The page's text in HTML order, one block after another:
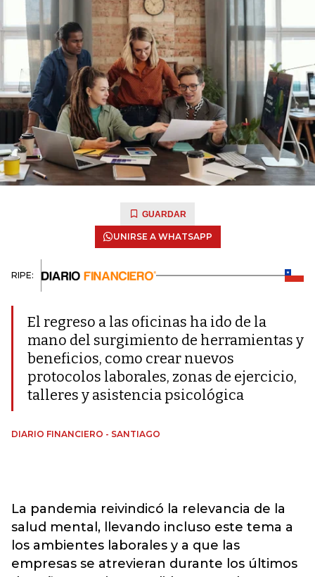
GUARDAR
UNIRSE A WHATSAPP
RIPE:
El regreso a las oficinas ha ido de la
mano del surgimiento de herramientas y
beneficios, como crear nuevos
protocolos laborales, zonas de ejercicio,
talleres y asistencia psicológica
DIARIO FINANCIERO - SANTIAGO
La pandemia reivindicó la relevancia de la
salud mental, llevando incluso este tema a
los ambientes laborales y a que las
empresas se atrevieran durante los últimos